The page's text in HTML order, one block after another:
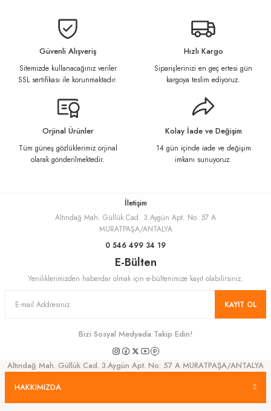
yetersiz gördüğünüz noktaları öneri formunu kullanarak tarafımıza
Görüş ve önerileriniz için teşekkür ederiz.
Ürün resmi kalitesiz, bozuk veya görüntülenemiyor.
Ürün bilgilerinde hatalar bulunuyor.
Gönder
Güvenli Alışveriş
Sitemizde kullanacağınız veriler
SSL sertifikası ile korunmaktadır.
Hızlı Kargo
Siparişlerinizi en geç ertesi gün
kargoya teslim ediyoruz.
Orjinal Ürünler
Tüm güneş gözlüklerimiz orjinal
olarak gönderilmektedir.
Kolay İade ve Değişim
14 gün içinde iade ve değişim
imkanı sunuyoruz.
İletişim
Altındağ Mah. Güllük Cad. 3.Aygün Apt. No: 57 A
MURATPAŞA/ANTALYA
0 546 499 34 19
E-Bülten
Yeniliklerimizden haberdar olmak için e-bültenimize kayıt olabilirsiniz.
KAYIT OL
Bizi Sosyal Medyada Takip Edin!
Altındağ Mah. Güllük Cad. 3.Aygün Apt. No: 57 A MURATPAŞA/ANTALYA
HAKKIMIZDA